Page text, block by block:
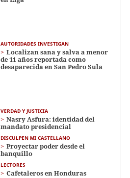
AUTORIDADES INVESTIGAN
Localizan sana y salva a menor
de 11 años reportada como
desaparecida en San Pedro Sula
VERDAD Y JUSTICIA
Nasry Asfura: identidad del
mandato presidencial
DISCULPEN MI CASTELLANO
Proyectar poder desde el
banquillo
LECTORES
Cafetaleros en Honduras